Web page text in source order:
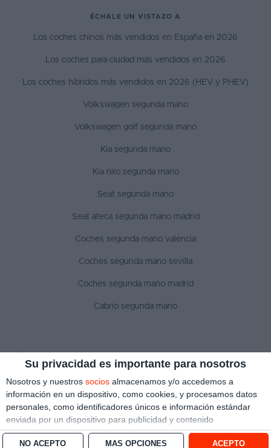
Su privacidad es importante para nosotros
Nosotros y nuestros socios almacenamos y/o accedemos a
información en un dispositivo, como cookies, y procesamos datos
personales, como identificadores únicos e información estándar
enviada por un dispositivo para publicidad y contenido
personalizado, medición de publicidad y contenido, investigación
de audiencia y desarrollo de servicios. Con su permiso, nosotros y
MÁS OPCIONES
NO ACEPTO ACEPTO
ÉCHALE UN VISTAZO A
Los coches chinos más vendidos en España en 2026
Los coches para ciudad más vendidos en 2026
Los coches híbridos más vendidos en 2026 (HEV y PHEV)
Volkswagen segunda mano
Volkswagen golf segunda mano
Kia segunda mano
Kia niro segunda mano
Seat segunda mano
Seat ateca segunda mano madrid
Coches segunda mano valencia
Coches segunda mano sevilla
Coches segunda mano madrid
Cabrio segunda mano
Copyright © 2022 ¿Qué coche me compro?. Todos los derechos reservados